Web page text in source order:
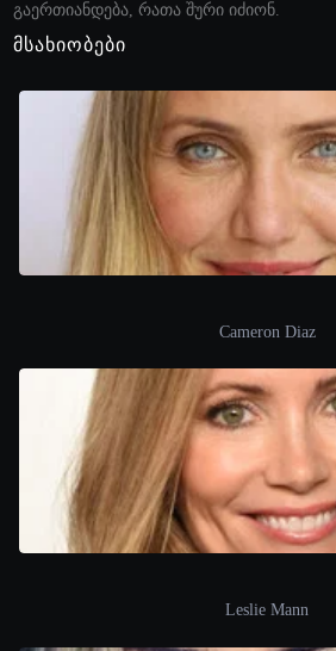
გაერთიანდება, რათა შური იძიონ.
მსახიობები
Cameron Diaz
Leslie Mann